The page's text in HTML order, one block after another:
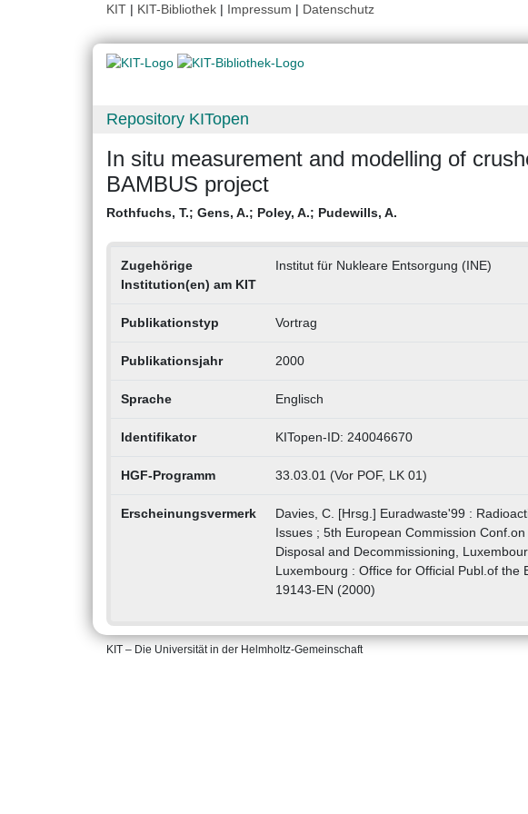
KIT | KIT-Bibliothek | Impressum | Datenschutz
Repository KITopen
In situ measurement and modelling of
BAMBUS project
Rothfuchs, T.; Gens, A.; Poley, A.; Pudewills, A.
Zugehörige
Institution(en) am KIT
Institut für Nukleare Entsorgung (INE)
Publikationstyp Vortrag
Publikationsjahr 2000
Sprache Englisch
Identifikator KITopen-ID: 240046670
HGF-Programm 33.03.01 (Vor POF, LK 01)
Erscheinungsvermerk
Davies, C. [Hrsg.] Euradwaste'99 :
Issues ; 5th European Commission
Disposal and Decommissioning,
Luxembourg : Office for Official Publ.of the
19143-EN (2000)
KIT – Die Universität in der Helmholtz-Gemeinschaft